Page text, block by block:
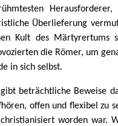
Überlieferung
Kult des Märtyrertums
die Römer, um
in sich selbst.
gibt beträchtliche Beweise
offen und flexibel zu
worden war.